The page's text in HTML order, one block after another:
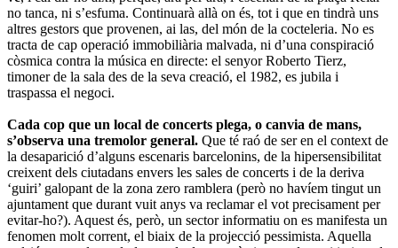
no tanca, ni s’esfuma. Continuarà allà on és, tot i que en tindrà uns
altres gestors que provenen, ai las, del món de la cocteleria. No es
tracta de cap operació immobiliària malvada, ni d’una conspiració
còsmica contra la música en directe: el senyor Roberto Tierz,
timoner de la sala des de la seva creació, el 1982, es jubila i
traspassa el negoci.
Cada cop que un local de concerts plega, o canvia de mans,
s’observa una tremolor general. Que té raó de ser en el context de
la desaparició d’alguns escenaris barcelonins, de la hipersensibilitat
creixent dels ciutadans envers les sales de concerts i de la deriva
‘guiri’ galopant de la zona zero ramblera (però no havíem tingut un
ajuntament que durant vuit anys va reclamar el vot precisament per
evitar-ho?). Aquest és, però, un sector informatiu on es manifesta un
fenomen molt corrent, el biaix de la projecció pessimista. Aquella